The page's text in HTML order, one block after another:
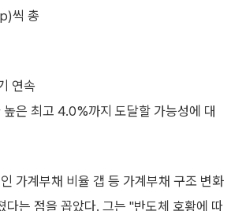
씩 총
연속
은 최고 4.0%까지 도달할 가능성에 대
가계부채 비율 갭 등 가계부채 구조 변화
다는 점을 꼽았다. 그는 "반도체 호황에 따